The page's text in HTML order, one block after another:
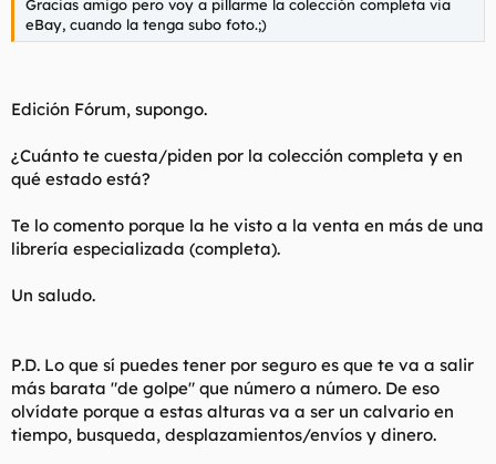
Gracias amigo pero voy a pillarme la colección completa via
eBay, cuando la tenga subo foto.;)
Edición Fórum, supongo.
¿Cuánto te cuesta/piden por la colección completa y en
qué estado está?
Te lo comento porque la he visto a la venta en más de una
librería especializada (completa).
Un saludo.
P.D. Lo que sí puedes tener por seguro es que te va a salir
más barata "de golpe" que número a número. De eso
olvídate porque a estas alturas va a ser un calvario en
tiempo, busqueda, desplazamientos/envíos y dinero.